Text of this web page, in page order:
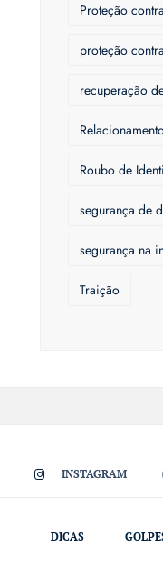
Proteção
proteção
recuperação
Roubo de
segurança de
segurança na
Traição
INSTAGRAM
DICAS